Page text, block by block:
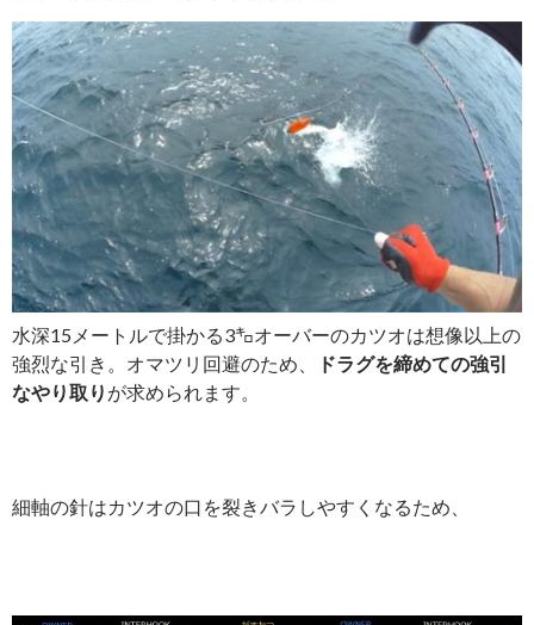
水深15メートルで掛かる3㌔オーバーのカツオは想像以上の
強烈な引き。オマツリ回避のため、
ドラグを締めての強引
なやり取り が求められます。
細軸の針はカツオの口を裂きバラしやすくなるため、